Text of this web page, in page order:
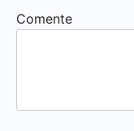
Comente